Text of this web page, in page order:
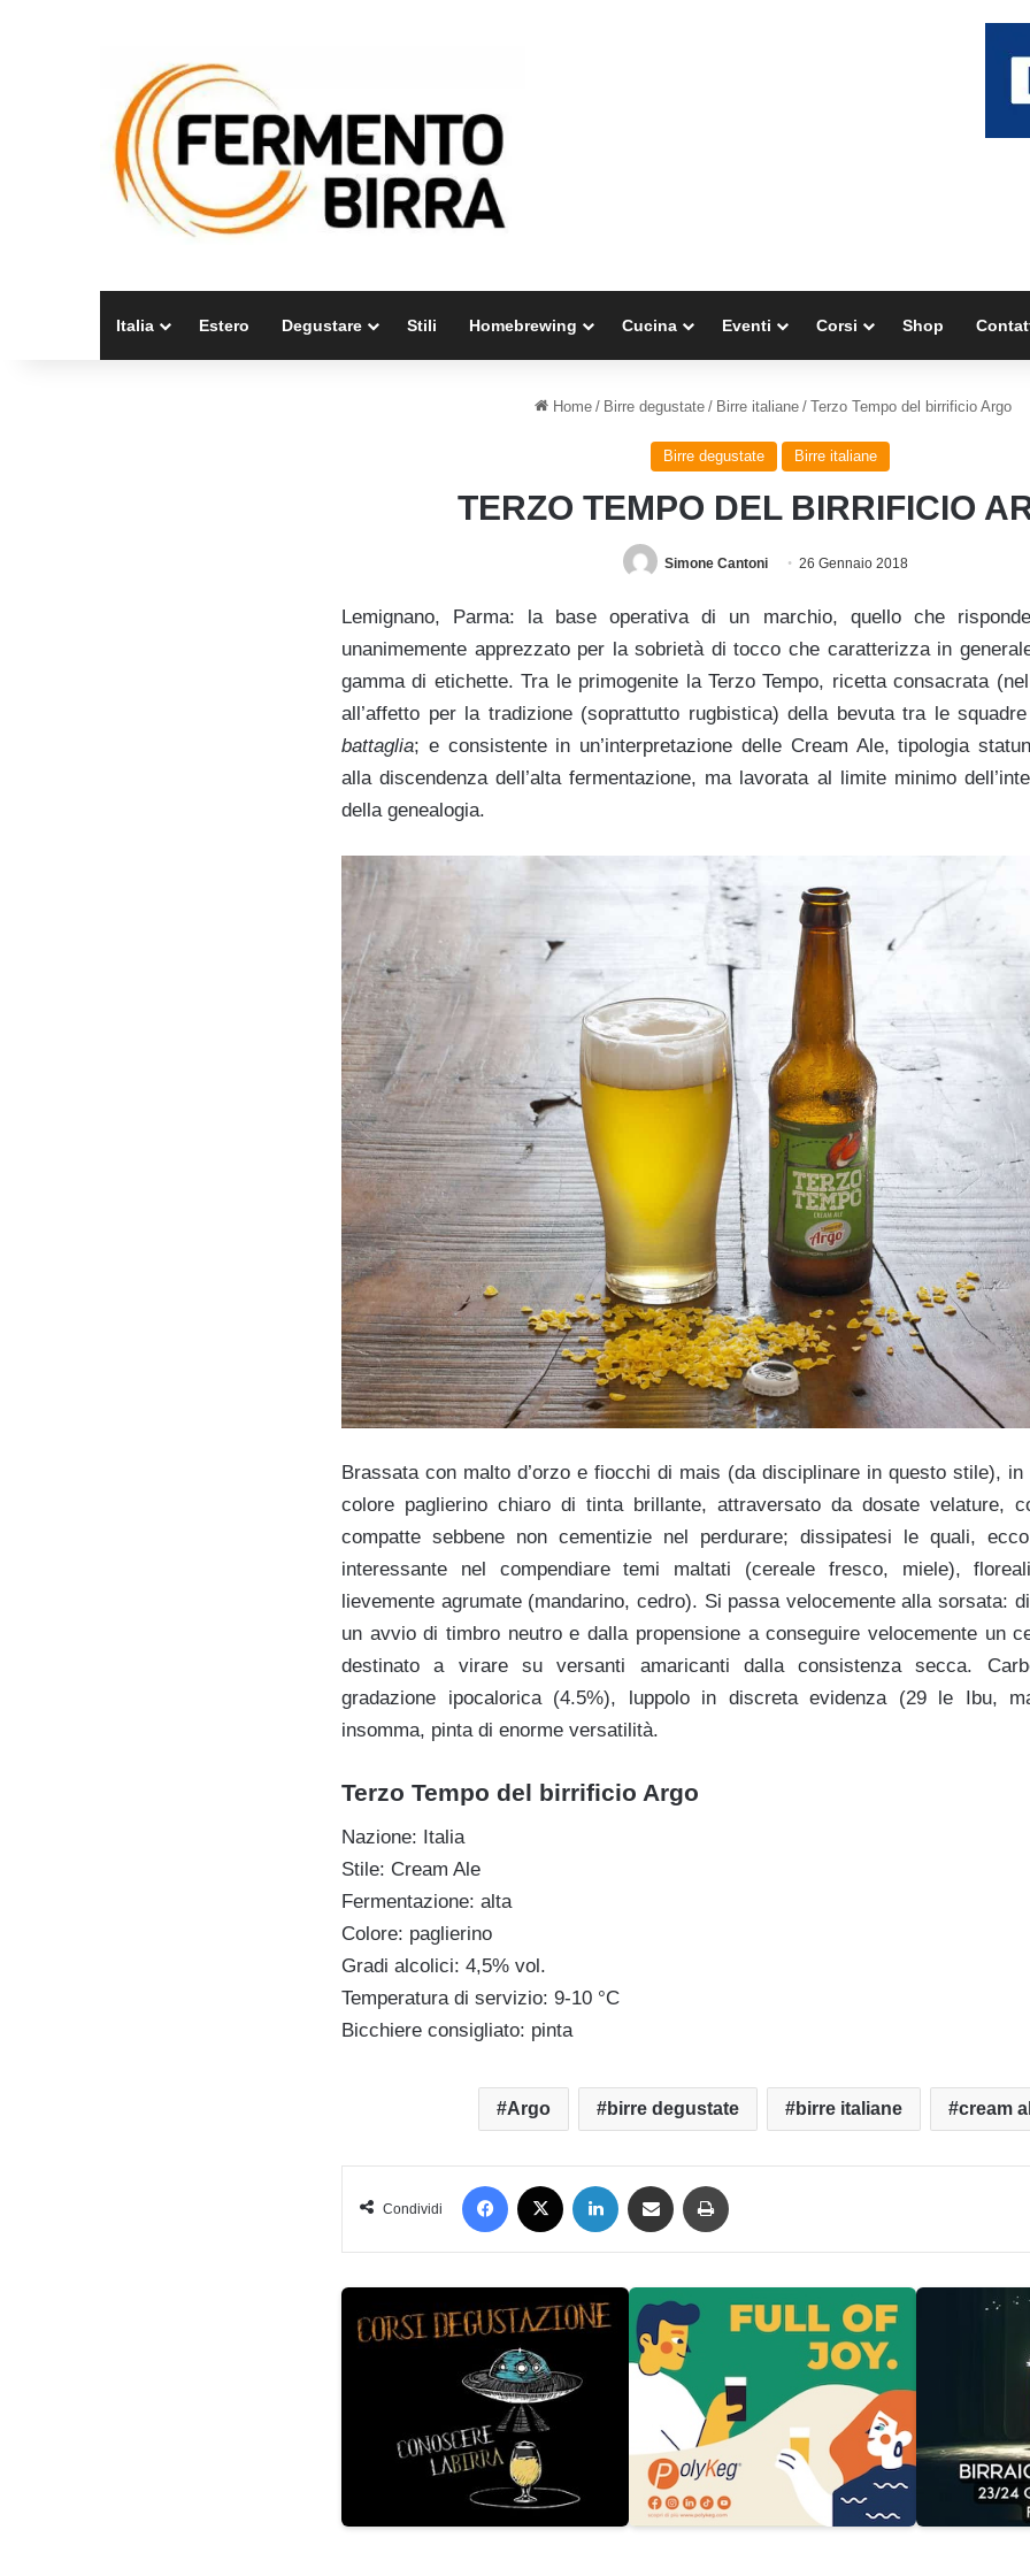
Italia Estero Degustare Stili Homebrewing Cucina Eventi Corsi Shop
Home / Birre degustate / Birre italiane / Terzo Tempo del birrificio Argo
Birre degustate Birre italiane
TERZO TEMPO DEL BIRRIFICIO
Simone Cantoni 26 Gennaio 2018
Lemignano, Parma: la base operativa di un marchio, quello che
unanimemente apprezzato per la sobrietà di tocco che caratterizza in
gamma di etichette. Tra le primogenite la Terzo Tempo, ricetta consacrata
all’affetto per la tradizione (soprattutto rugbistica) della bevuta tra le
battaglia; e consistente in un’interpretazione delle Cream Ale, tipologia
alla discendenza dell’alta fermentazione, ma lavorata al limite minimo
della genealogia.
Brassata con malto d’orzo e fiocchi di mais (da disciplinare in questo stile),
colore paglierino chiaro di tinta brillante, attraversato da dosate velature,
compatte sebbene non cementizie nel perdurare; dissipatesi le quali,
interessante nel compendiare temi maltati (cereale fresco, miele),
lievemente agrumate (mandarino, cedro). Si passa velocemente alla sorsata:
un avvio di timbro neutro e dalla propensione a conseguire velocemente un
destinato a virare su versanti amaricanti dalla consistenza secca.
gradazione ipocalorica (4.5%), luppolo in discreta evidenza (29 le Ibu,
insomma, pinta di enorme versatilità.
Terzo Tempo del birrificio Argo
Nazione: Italia
Stile: Cream Ale
Fermentazione: alta
Colore: paglierino
Gradi alcolici: 4,5% vol.
Temperatura di servizio: 9-10 °C
Bicchiere consigliato: pinta
Argo birre degustate birre italiane cream
Condividi
Facebook LinkedIn Condividi via mail